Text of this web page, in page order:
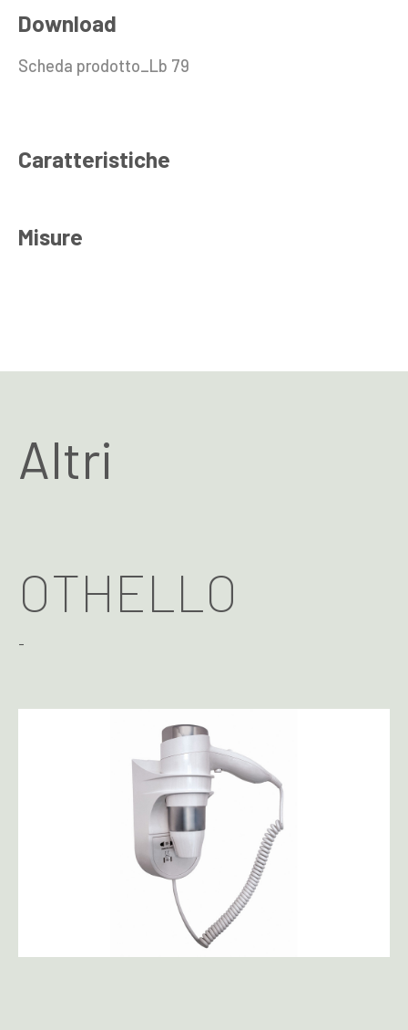
Download
Scheda prodotto_Lb 79
Caratteristiche
Misure
Altri
OTHELLO
-